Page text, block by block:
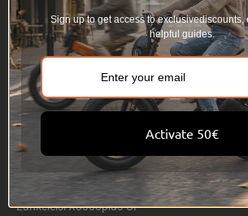
LANKELEISI GOLF-X
Lankeleisi X3000Max
Lankeleisi RV800 Plus
Lankeleisi X2000Max
Lankeleisi GT800
Lankeleisi MG740PLUS
Lankeleisi XT750 PLUS
Lankeleisi X3000plus-UP
Záruka
Vysvětlení
Zásady
údajů
Zásady
Podmínky
Sign up to get access to exclusivediscounts,
helpful guides.
Activate 50€